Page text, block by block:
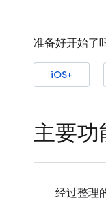
准备好开始了
iOS+
主要功
经过整理